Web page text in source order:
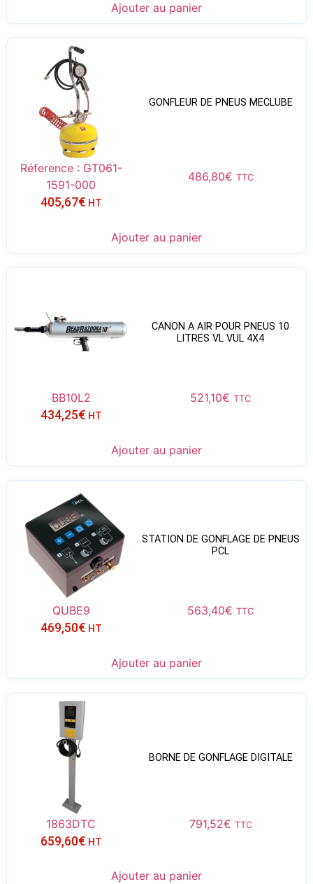
Ajouter au panier
GONFLEUR DE PNEUS MECLUBE
Réference : GT061-
1591-000
486,80€ TTC
405,67€ HT
Ajouter au panier
CANON A AIR POUR PNEUS 10
LITRES VL VUL 4X4
BB10L2 521,10€ TTC
434,25€ HT
Ajouter au panier
STATION DE GONFLAGE DE PNEUS
PCL
QUBE9 563,40€ TTC
469,50€ HT
Ajouter au panier
BORNE DE GONFLAGE DIGITALE
1863DTC 791,52€ TTC
659,60€ HT
Ajouter au panier